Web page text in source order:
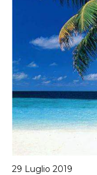
29 Luglio 2019